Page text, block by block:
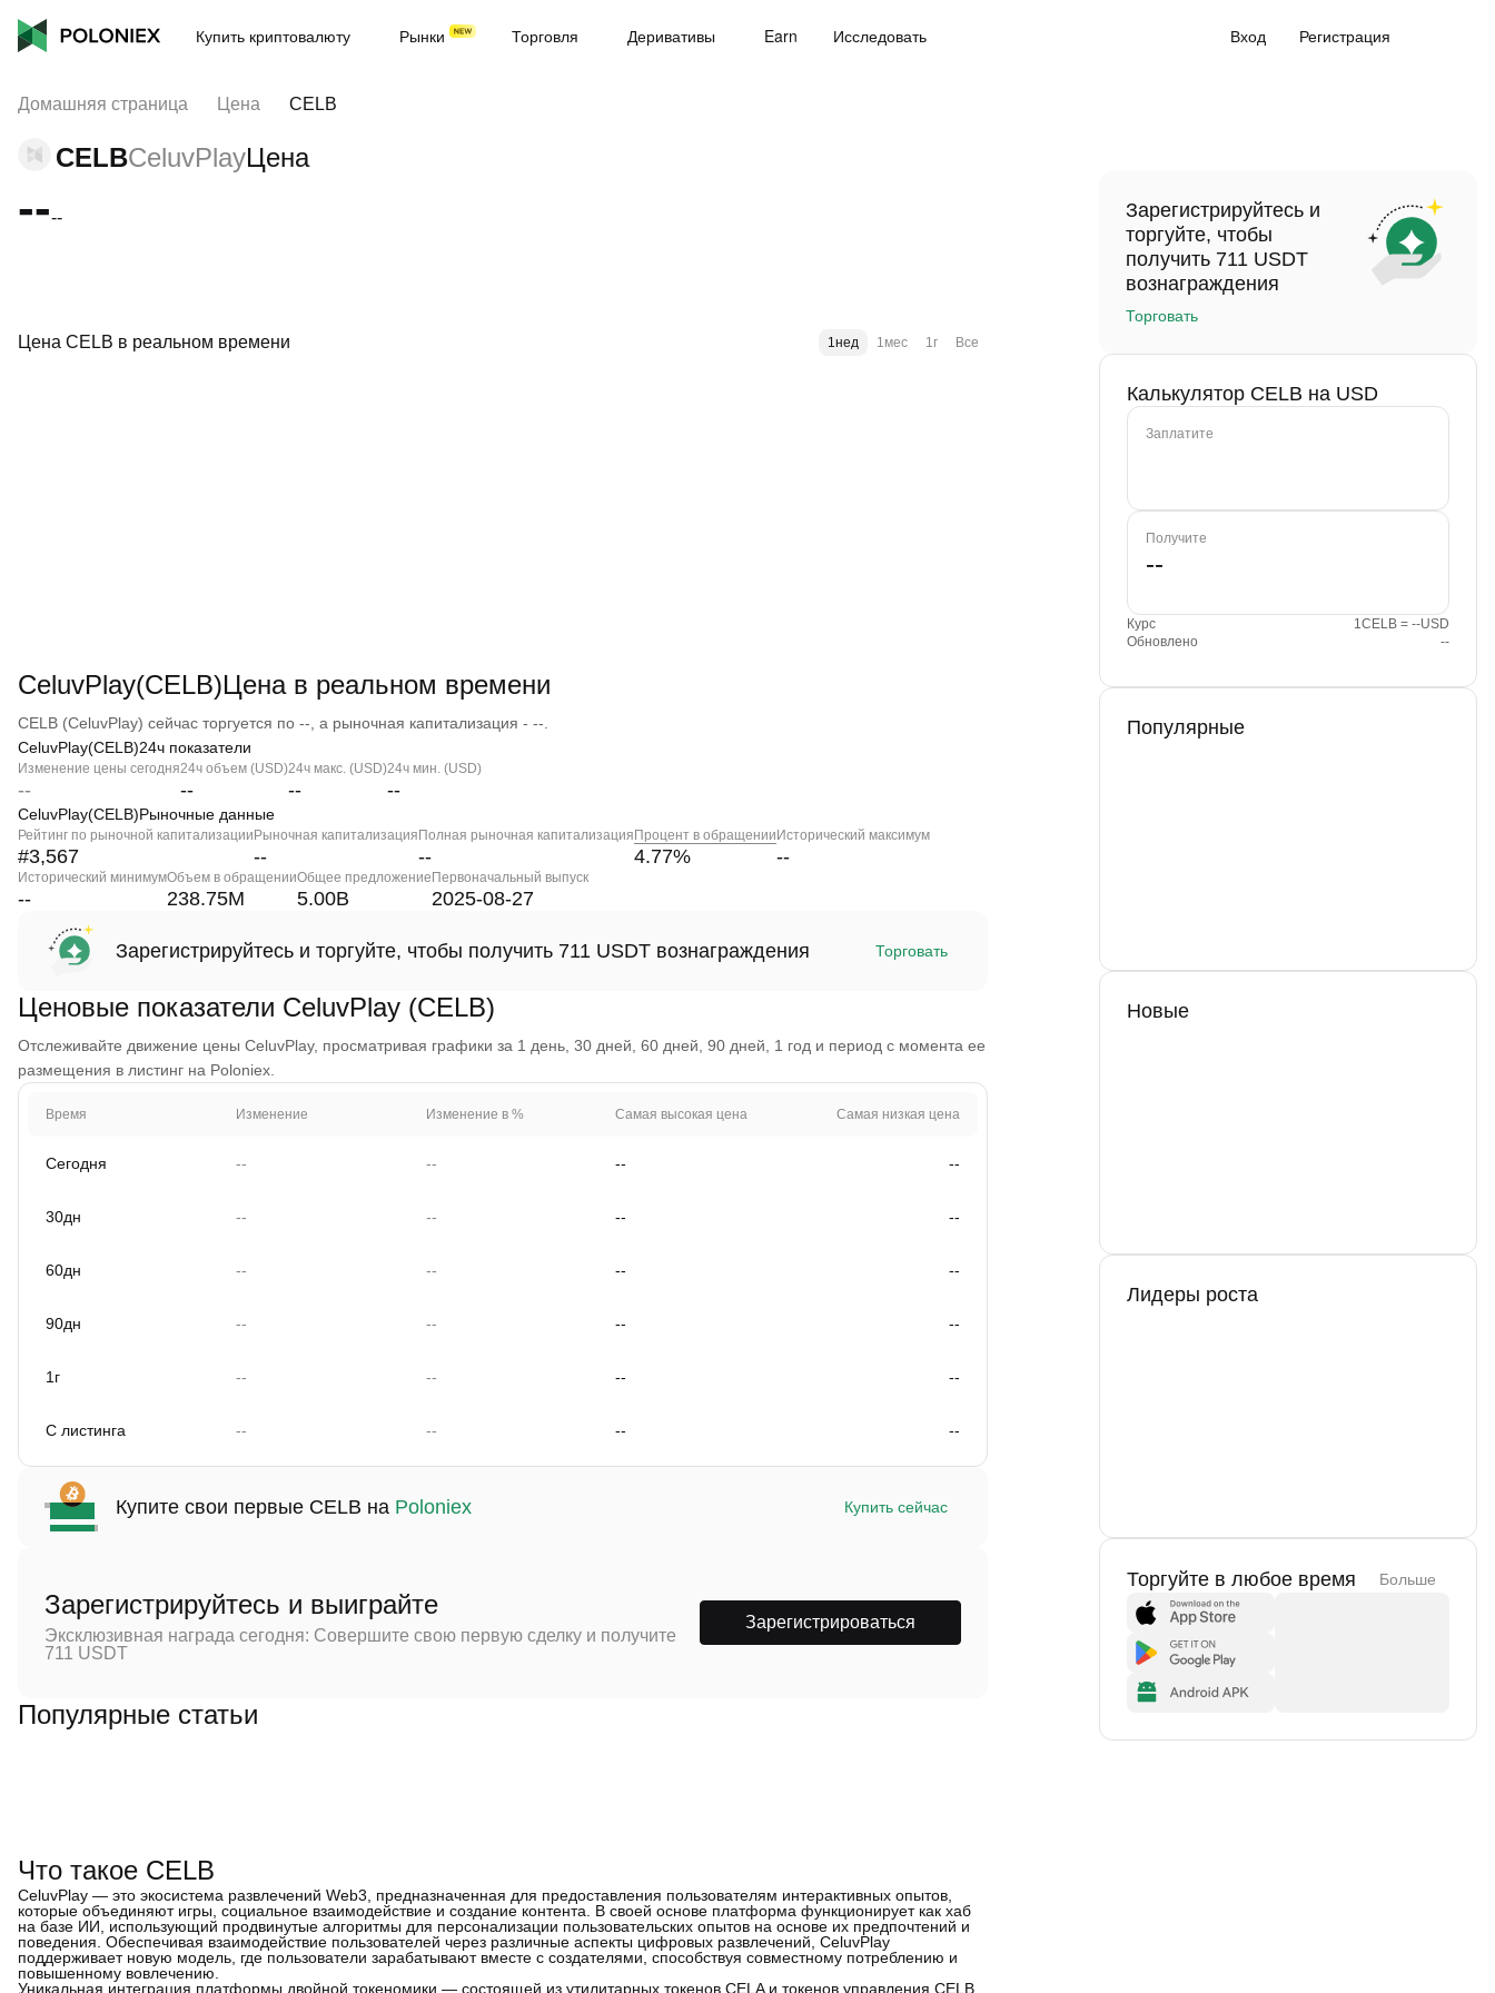
Купить криптовалюту Рынки Торговля Деривативы Earn Исследовать Вход Регистрация
Домашняя страница Цена CELB
CELBCeluvPlayЦена
----
Цена CELB в реальном времени 1нед 1мес 1г Все
CeluvPlay(CELB)Цена в реальном времени
CELB (CeluvPlay) сейчас торгуется по --, а рыночная капитализация - --.
CeluvPlay(CELB)24ч показатели
Изменение цены сегодня
--
24ч объем (USD)
--
24ч макс. (USD)
--
24ч мин. (USD)
--
CeluvPlay(CELB)Рыночные данные
Рейтинг по рыночной капитализации
#3,567
Рыночная капитализация
--
Полная рыночная капитализация
--
Процент в обращении
4.77%
Исторический максимум
--
Исторический минимум
--
Объем в обращении
238.75M
Общее предложение
5.00B
Первоначальный выпуск
2025-08-27
Зарегистрируйтесь и торгуйте, чтобы получить 711 USDT вознаграждения Торговать
Ценовые показатели CeluvPlay (CELB)
Отслеживайте движение цены CeluvPlay, просматривая графики за 1 день, 30 дней, 60 дней, 90 дней, 1 год и период с момента ее
размещения в листинг на Poloniex.
Время Изменение Изменение в % Самая высокая цена Самая низкая цена
Сегодня -- -- -- --
30дн -- -- -- --
60дн -- -- -- --
90дн -- -- -- --
1г -- -- -- --
С листинга -- -- -- --
Купите свои первые CELB на Poloniex Купить сейчас
Зарегистрируйтесь и выиграйте
Эксклюзивная награда сегодня: Совершите свою первую сделку и получите
711 USDT
Зарегистрироваться
Популярные статьи
Что такое CELB
CeluvPlay — это экосистема развлечений Web3, предназначенная для предоставления пользователям интерактивных опытов,
которые объединяют игры, социальное взаимодействие и создание контента. В своей основе платформа функционирует как хаб
на базе ИИ, использующий продвинутые алгоритмы для персонализации пользовательских опытов на основе их предпочтений и
поведения. Обеспечивая взаимодействие пользователей через различные аспекты цифровых развлечений, CeluvPlay
поддерживает новую модель, где пользователи зарабатывают вместе с создателями, способствуя совместному потреблению и
повышенному вовлечению.
Уникальная интеграция платформы двойной токеномики — состоящей из утилитарных токенов CELA и токенов управления CELB
Зарегистрируйтесь и
торгуйте, чтобы
получить 711 USDT
вознаграждения
Торговать
Калькулятор CELB на USD
Заплатите
Получите
Курс
1CELB = --USD
Обновлено
--
Популярные
Новые
Лидеры роста
Торгуйте в любое время Больше